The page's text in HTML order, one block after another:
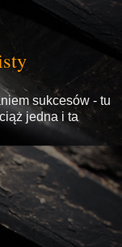
sukcesów - tu
jedna i ta